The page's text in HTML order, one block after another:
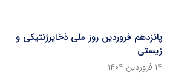
پانزدهم فروردین روز ملی ذخایرژنتیکی و
زیستی
۱۴ فروردین ۱۴۰۴